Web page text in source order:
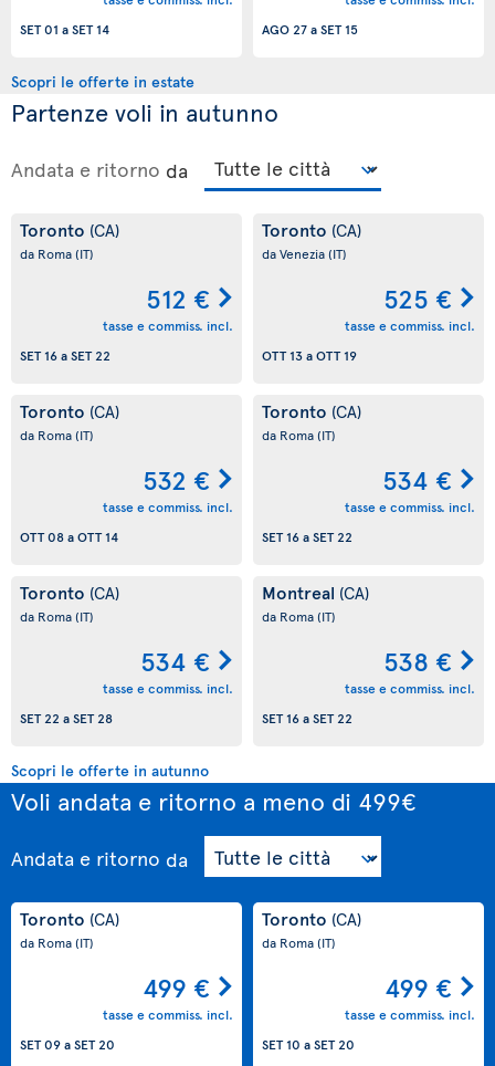
SET 01 aSET 14
AGO 27aSET 15
Scopri le offerte in estate
Partenze voli in autunno
Andata e ritorno da
Toronto (CA)
da Roma(IT)
512 €
tasse e commiss. incl.
SET 16aSET 22
Toronto (CA)
da Venezia(IT)
525 €
tasse e commiss. incl.
OTT 13aOTT 19
Toronto (CA)
da Roma(IT)
532 €
tasse e commiss. incl.
OTT 08aOTT 14
Toronto (CA)
da Roma(IT)
534 €
tasse e commiss. incl.
SET 16aSET 22
Toronto (CA)
da Roma(IT)
534 €
tasse e commiss. incl.
SET 22 aSET 28
Montreal (CA)
da Roma(IT)
538 €
tasse e commiss. incl.
SET 16aSET 22
Scopri le offerte in autunno
Voli andata e ritorno a meno di 499€
Andata e ritorno da
Toronto (CA)
da Roma(IT)
499 €
tasse e commiss. incl.
SET 09aSET 20
Toronto (CA)
da Roma(IT)
499 €
tasse e commiss. incl.
SET 10 aSET 20